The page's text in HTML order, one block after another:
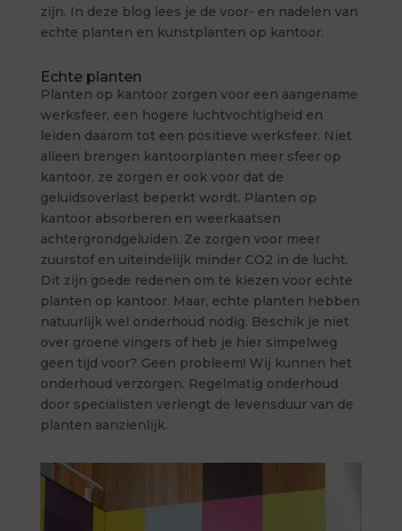
zijn. In deze blog lees je de voor- en nadelen van
echte planten en kunstplanten op kantoor.
Echte planten
Planten op kantoor zorgen voor een aangename
werksfeer, een hogere luchtvochtigheid en
leiden daarom tot een positieve werksfeer. Niet
alleen brengen kantoorplanten meer sfeer op
kantoor, ze zorgen er ook voor dat de
geluidsoverlast beperkt wordt. Planten op
kantoor absorberen en weerkaatsen
achtergrondgeluiden. Ze zorgen voor meer
zuurstof en uiteindelijk minder CO2 in de lucht.
Dit zijn goede redenen om te kiezen voor echte
planten op kantoor. Maar, echte planten hebben
natuurlijk wel onderhoud nodig. Beschik je niet
over groene vingers of heb je hier simpelweg
geen tijd voor? Geen probleem! Wij kunnen het
onderhoud verzorgen. Regelmatig onderhoud
door specialisten verlengt de levensduur van de
planten aanzienlijk.